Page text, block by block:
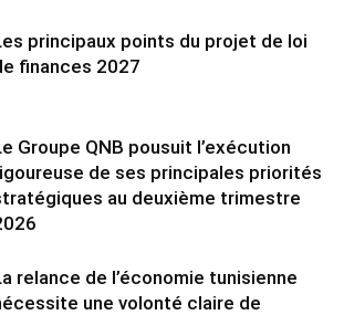
principaux points du projet de loi
finances 2027
Groupe QNB pousuit l’exécution
de ses principales priorités
au deuxième trimestre
relance de l’économie tunisienne
une volonté claire de